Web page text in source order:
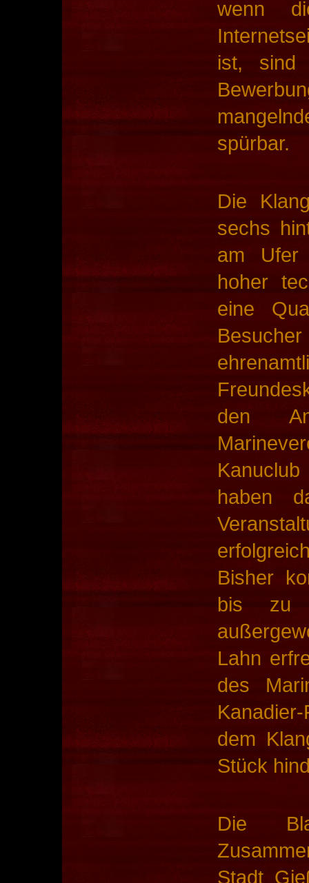
wenn
ist, sind
spürbar.
Die
sechs
am Ufer
hoher
eine
den
haben
Bisher
bis zu
Lahn
des
dem
Stück
Die
Stadt